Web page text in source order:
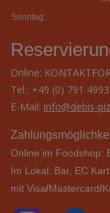
Sonntag:
Online:
Tel.: +49 (0) 791
E-Mail: info@debis-
Online im Foodshop:
Im Lokal: Bar, EC
mit Visa/Mastercard/